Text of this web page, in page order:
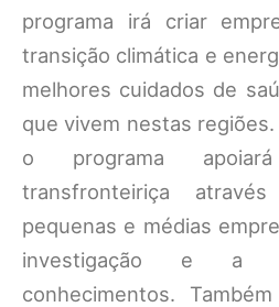
programa irá criar
transição climática e
melhores cuidados de
que vivem nestas
o programa
transfronteiriça
pequenas e médias
investigação e a
conhecimentos.